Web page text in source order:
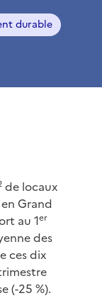
durable
de locaux
Grand
au 1er
des
ces dix
(-25 %).